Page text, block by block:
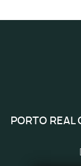
PORTO REAL